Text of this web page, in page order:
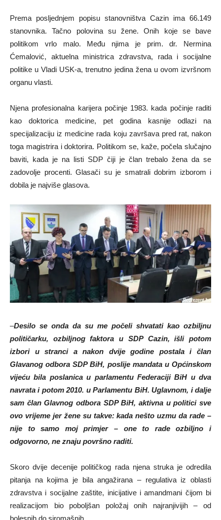
Prema posljednjem popisu stanovništva Cazin ima 66.149
stanovnika. Tačno polovina su žene. Onih koje se bave
politikom vrlo malo. Među njima je prim. dr. Nermina
Ćemalović, aktuelna ministrica zdravstva, rada i socijalne
politike u Vladi USK-a, trenutno jedina žena u ovom izvršnom
organu vlasti.
Njena profesionalna karijera počinje 1983. kada počinje raditi
kao doktorica medicine, pet godina kasnije odlazi na
specijalizaciju iz medicine rada koju završava pred rat, nakon
toga magistrira i doktorira. Politikom se, kaže, počela slučajno
baviti, kada je na listi SDP čiji je član trebalo žena da se
zadovolje procenti. Glasači su je smatrali dobrim izborom i
dobila je najviše glasova.
–Desilo se onda da su me počeli shvatati kao ozbiljnu
političarku, ozbiljnog faktora u SDP Cazin, išli potom
izbori u stranci a nakon dvije godine postala i član
Glavanog odbora SDP BiH, poslije mandata u Općinskom
vijeću bila poslanica u parlamentu Federaciji BiH u dva
navrata i potom 2010. u Parlamentu BiH. Uglavnom, i dalje
sam član Glavnog odbora SDP BiH, aktivna u politici sve
ovo vrijeme jer žene su takve: kada nešto uzmu da rade –
nije to samo moj primjer – one to rade ozbiljno i
odgovorno, ne znaju površno raditi.
Skoro dvije decenije političkog rada njena struka je odredila
pitanja na kojima je bila angažirana – regulativa iz oblasti
zdravstva i socijalne zaštite, inicijative i amandmani čijom bi
realizacijom bio poboljšan položaj onih najranjivijih – od